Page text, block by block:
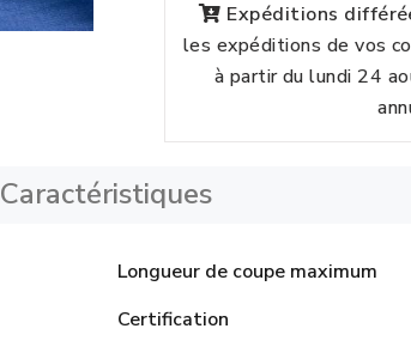
Expéditions
les expéditions de vos
à partir du lundi 24
Caractéristiques
Longueur de coupe maximum
Certification